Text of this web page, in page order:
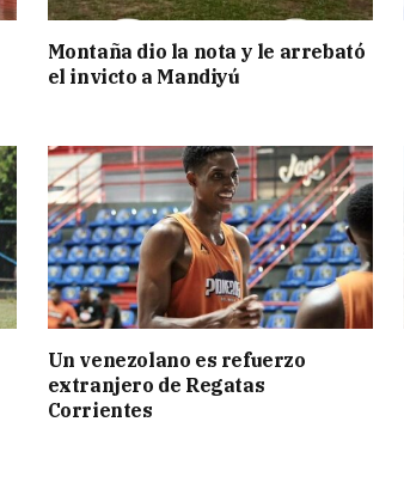
Montaña dio la nota y le arrebató
el invicto a Mandiyú
Un venezolano es refuerzo
extranjero de Regatas
Corrientes